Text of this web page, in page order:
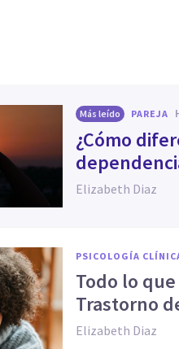
Más leído PAREJA
¿Cómo
Elizabeth Diaz
PSICOLOGÍA
Todo lo
Trastorno
Elizabeth Diaz